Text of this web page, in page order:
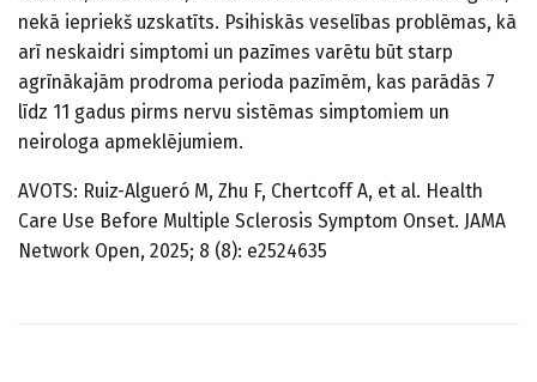
nekā iepriekš uzskatīts. Psihiskās veselības problēmas, kā
arī neskaidri simptomi un pazīmes varētu būt starp
agrīnākajām prodroma perioda pazīmēm, kas parādās 7
līdz 11 gadus pirms nervu sistēmas simptomiem un
neirologa apmeklējumiem.
AVOTS: Ruiz-Algueró M, Zhu F, Chertcoff A, et al. Health
Care Use Before Multiple Sclerosis Symptom Onset. JAMA
Network Open, 2025; 8 (8): e2524635